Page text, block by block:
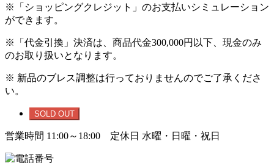
※「ショッピングクレジット」のお支払いシミュレーション
ができます。
※「代金引換」決済は、商品代金300,000円以下、現金のみ
のお取り扱いとなります。
※ 新品のブレス調整は行っておりませんのでご了承くださ
い。
SOLD OUT
営業時間 11:00～18:00 定休日 水曜・日曜・祝日